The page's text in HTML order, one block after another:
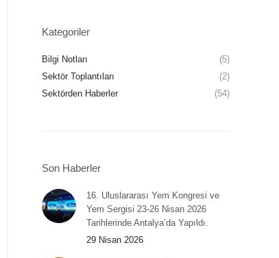
Kategoriler
Bilgi Notları
(5)
Sektör Toplantıları
(2)
Sektörden Haberler
(54)
Son Haberler
16. Uluslararası Yem Kongresi ve
Yem Sergisi 23-26 Nisan 2026
Tarihlerinde Antalya’da Yapıldı.
29 Nisan 2026